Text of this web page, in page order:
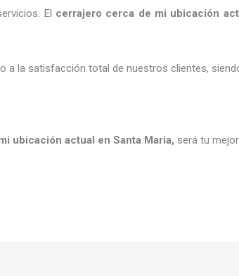
El cerrajero cerca de mi ubicación
a la satisfacción total de nuestros clientes,
ubicación actual en Santa Maria, será tu